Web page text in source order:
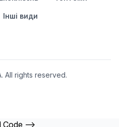
Інші види
All rights reserved.
Code -->